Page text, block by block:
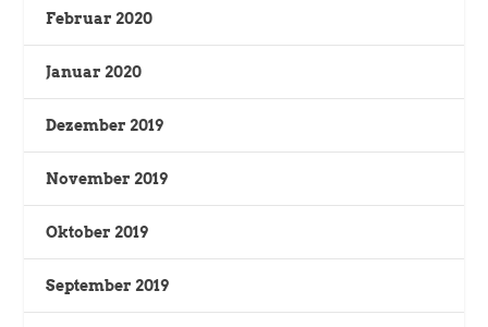
Februar 2020
Januar 2020
Dezember 2019
November 2019
Oktober 2019
September 2019